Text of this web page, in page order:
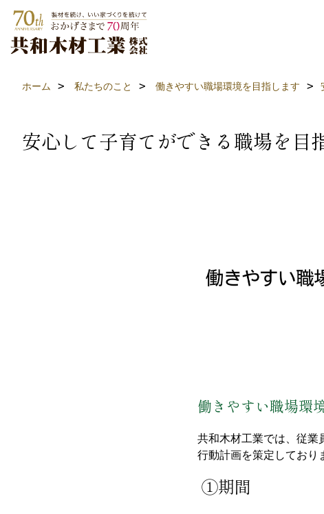
ホーム 私たちのこと 働きやすい職場環境を目指します
安心して子育てができる職場を目
働きやすい職場環
共和木材工業では、従業
行動計画を策定しており
①期間